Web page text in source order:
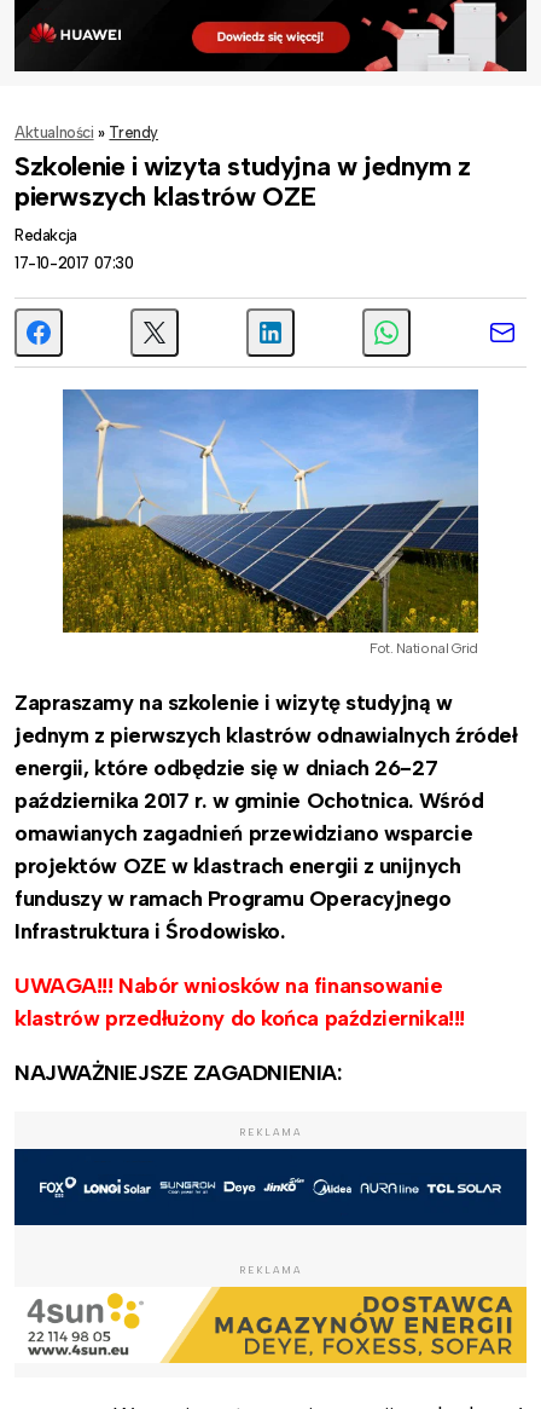
Aktualności » Trendy
Szkolenie i wizyta studyjna w jednym z
pierwszych klastrów OZE
Redakcja
17-10-2017 07:30
Fot. National Grid
Zapraszamy na szkolenie i wizytę studyjną w
jednym z pierwszych klastrów odnawialnych źródeł
energii, które odbędzie się w dniach 26-27
października 2017 r. w gminie Ochotnica. Wśród
omawianych zagadnień przewidziano wsparcie
projektów OZE w klastrach energii z unijnych
funduszy w ramach Programu Operacyjnego
Infrastruktura i Środowisko.
UWAGA!!! Nabór wniosków na finansowanie
klastrów przedłużony do końca października!!!
NAJWAŻNIEJSZE ZAGADNIENIA:
REKLAMA
REKLAMA